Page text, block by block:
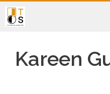
Aller
au
Kareen